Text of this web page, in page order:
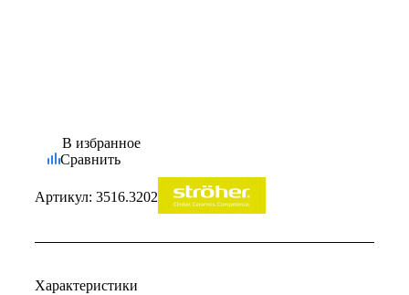
В избранное
Сравнить
Артикул: 3516.3202
Характеристики